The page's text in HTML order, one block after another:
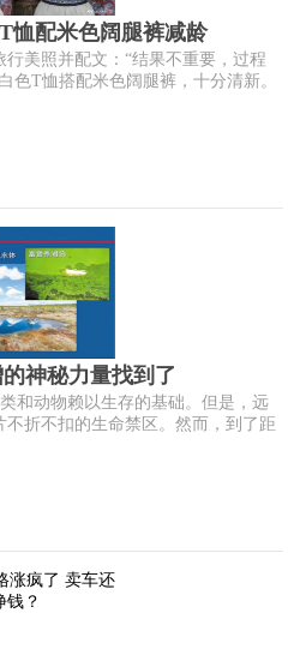
恤配米色阔腿裤减龄
美照并配文：“结果不重要，过程
色T恤搭配米色阔腿裤，十分清新。
神秘力量找到了
和动物赖以生存的基础。但是，远
折不扣的生命禁区。然而，到了距